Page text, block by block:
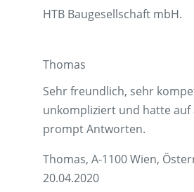
HTB Baugesellschaft mbH.
Thomas
Sehr freundlich, sehr
unkompliziert und hatte auf
prompt Antworten.
Thomas, A-1100 Wien,
20.04.2020